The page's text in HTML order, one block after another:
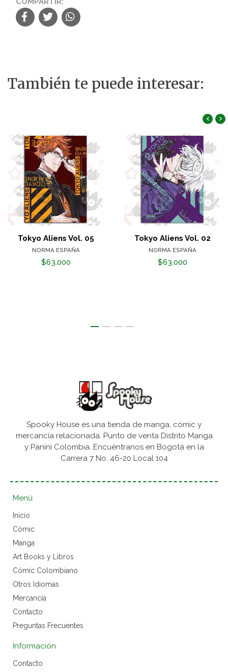
También te puede interesar:
Tokyo Aliens Vol. 05
NORMA ESPAÑA
$63.000
Tokyo Aliens Vol. 02
NORMA ESPAÑA
$63.000
‹ ›
Spooky House es una tienda de manga, cómic y
mercancía relacionada. Punto de venta Distrito Manga
y Panini Colombia. Encuéntranos en Bogotá en la
Carrera 7 No. 46-20 Local 104
Menú
Inicio
Cómic
Manga
Art Books y Libros
Cómic Colombiano
Otros Idiomas
Mercancía
Contacto
Preguntas Frecuentes
Información
Contacto